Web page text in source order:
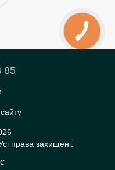
85
права захищені.